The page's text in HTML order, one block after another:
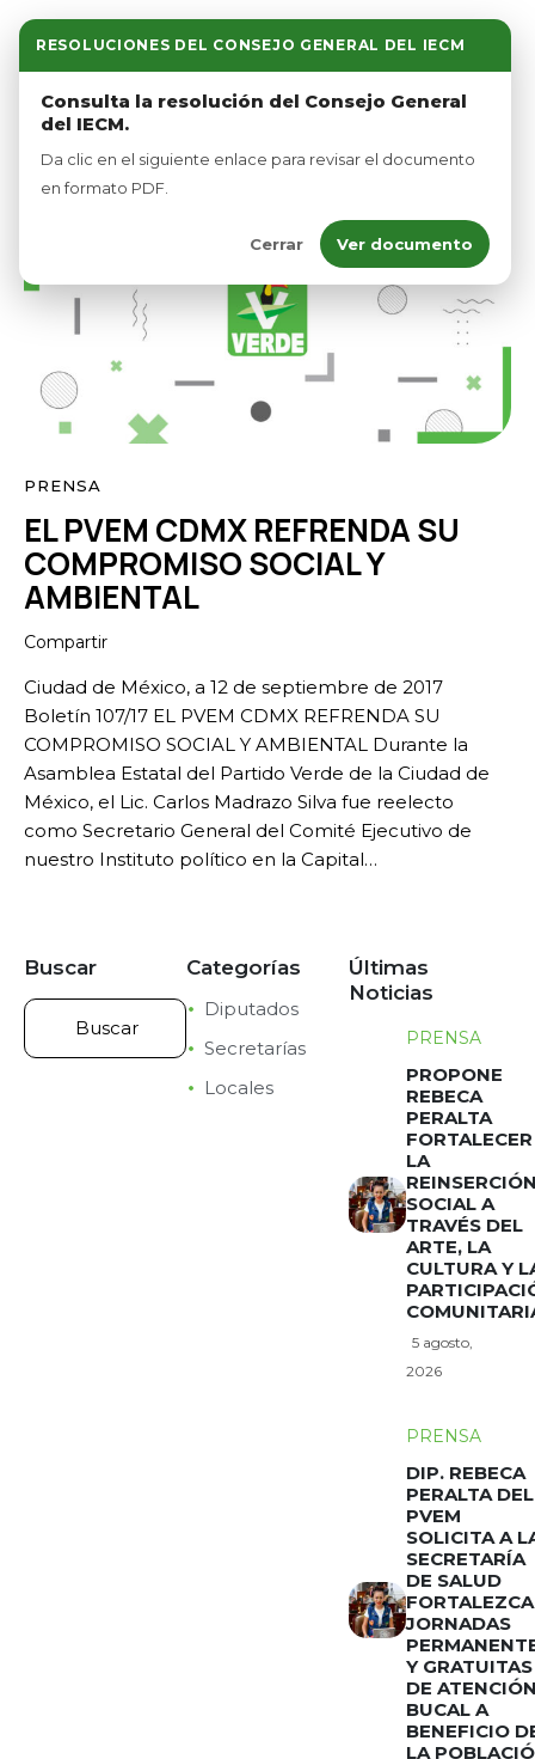
RESOLUCIONES DEL CONSEJO GENERAL DEL IECM
Consulta la resolución del Consejo General
del IECM.
Da clic en el siguiente enlace para revisar el documento
en formato PDF.
Cerrar Ver documento
Inicio
Nosotros
Afíliate
PRENSA
EL PVEM CDMX REFRENDA SU
COMPROMISO SOCIAL Y
AMBIENTAL
Compartir
Ciudad de México, a 12 de septiembre de 2017
Boletín 107/17 EL PVEM CDMX REFRENDA SU
COMPROMISO SOCIAL Y AMBIENTAL Durante la
Asamblea Estatal del Partido Verde de la Ciudad de
México, el Lic. Carlos Madrazo Silva fue reelecto
como Secretario General del Comité Ejecutivo de
nuestro Instituto político en la Capital…
Buscar Categorías
Diputados
Secretarías
Locales
Últimas
Noticias
PRENSA
PROPONE
REBECA
PERALTA
FORTALECER
LA
SOCIAL A
TRAVÉS DEL
ARTE, LA
CULTURA Y
5 agosto,
2026
PRENSA
DIP. REBECA
PERALTA DEL
PVEM
SOLICITA A
SECRETARÍA
DE SALUD
FORTALEZCA
JORNADAS
Y GRATUITAS
DE
BUCAL A
BENEFICIO
LA